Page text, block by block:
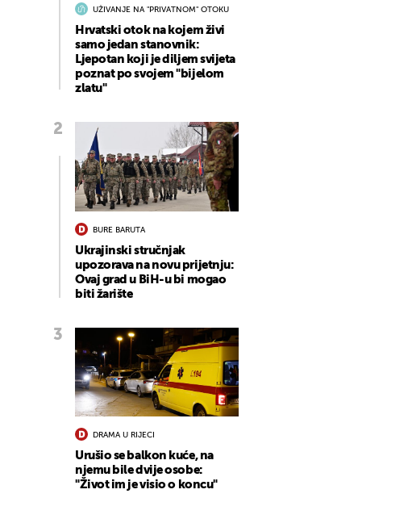
UŽIVANJE NA "PRIVATNOM" OTOKU
Hrvatski otok na kojem živi
samo jedan stanovnik:
Ljepotan koji je diljem svijeta
poznat po svojem "bijelom
zlatu"
BURE BARUTA
Ukrajinski stručnjak
upozorava na novu prijetnju:
Ovaj grad u BiH-u bi mogao
biti žarište
DRAMA U RIJECI
Urušio se balkon kuće, na
njemu bile dvije osobe:
"Život im je visio o koncu"